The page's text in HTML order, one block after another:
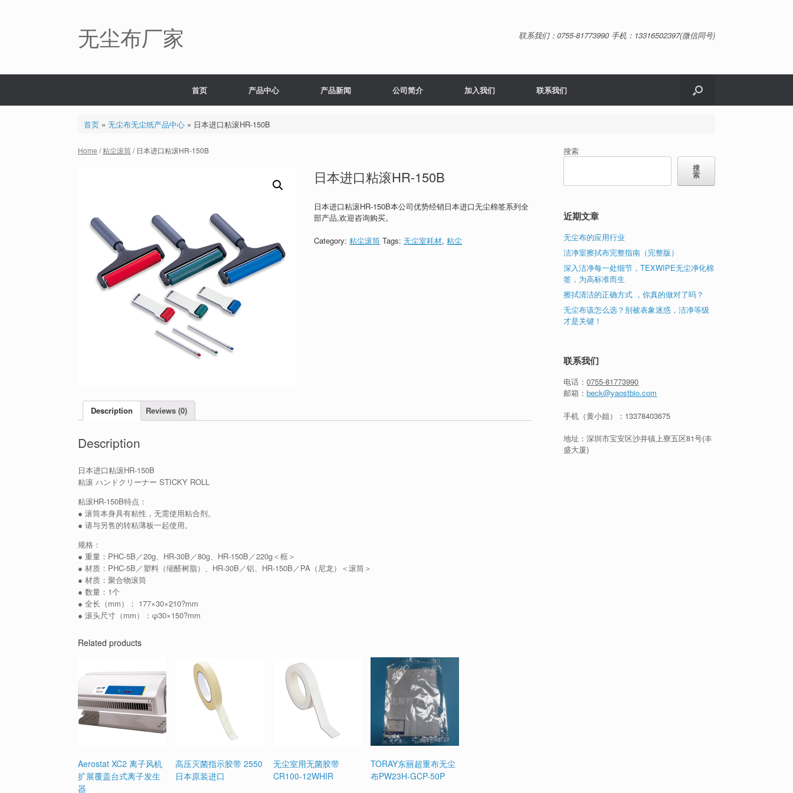
无尘布厂家 联系我们：0755-81773990 手机：13316502397(微信同号)
首页 产品中心 产品新闻 公司简介 加入我们 联系我们
首页» 无尘布无尘纸产品中心» 日本进口粘滚HR-150B
Home /粘尘滚筒/ 日本进口粘滚HR-150B
日本进口粘滚HR-150B
日本进口粘滚HR-150B本公司优势经销日本进口无尘棉签系列全
部产品,欢迎咨询购买。
Category:粘尘滚筒 Tags:无尘室耗材,粘尘
Description Reviews (0)
Description
日本进口粘滚HR-150B
粘滚 ハンドクリーナー STICKY ROLL
粘滚HR-150B特点：
● 滚筒本身具有粘性，无需使用粘合剂。
● 请与另售的转粘薄板一起使用。
规格：
● 重量：PHC-5B／20g、HR-30B／80g、HR-150B／220g＜框＞
● 材质：PHC-5B／塑料（缩醛树脂）、HR-30B／铝、HR-150B／PA（尼龙）＜滚筒＞
● 材质：聚合物滚筒
● 数量：1个
● 全长（mm）： 177×30×210?mm
● 滚头尺寸（mm）：φ30×150?mm
Related products
Aerostat XC2 离子风机
扩展覆盖台式离子发生
器
高压灭菌指示胶带 2550
日本原装进口
无尘室用无菌胶带
CR100-12WHIR
TORAY东丽超重布无尘
布PW23H-GCP-50P
搜索
搜
索
近期文章
无尘布的应用行业
洁净室擦拭布完整指南（完整版）
深入洁净每一处细节，TEXWIPE无尘净化棉
签，为高标准而生
擦拭清洁的正确方式 ，你真的做对了吗？
无尘布该怎么选？别被表象迷惑，洁净等级
才是关键！
联系我们
电话：0755-81773990
邮箱：beck@yaostbio.com
手机（黄小姐）： 13378403675
地址：深圳市宝安区沙井镇上寮五区81号(丰
盛大厦)